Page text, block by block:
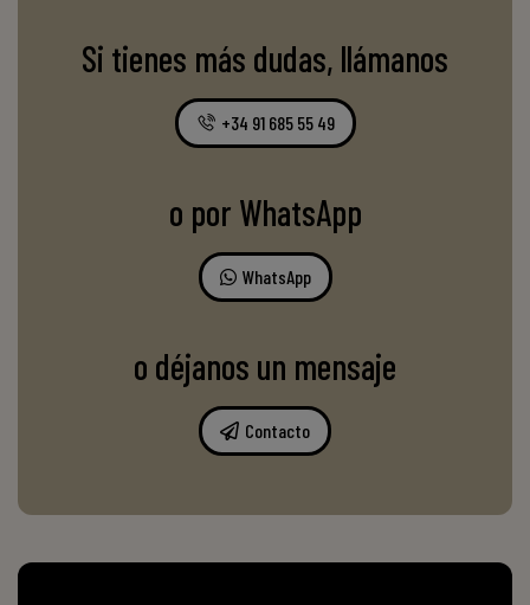
Si tienes más dudas, llámanos
+34 91 685 55 49
o por WhatsApp
WhatsApp
o déjanos un mensaje
Contacto